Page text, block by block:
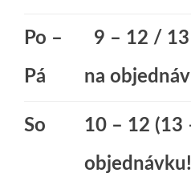
Po –
Pá
9 – 12 /
na
So
10 – 12 (13